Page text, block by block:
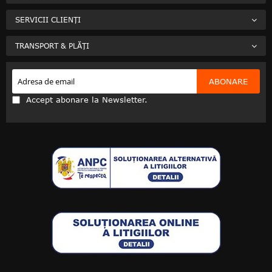
SERVICII CLIENȚI
TRANSPORT & PLĂȚI
ABONARE
Accept abonare la Newsletter.